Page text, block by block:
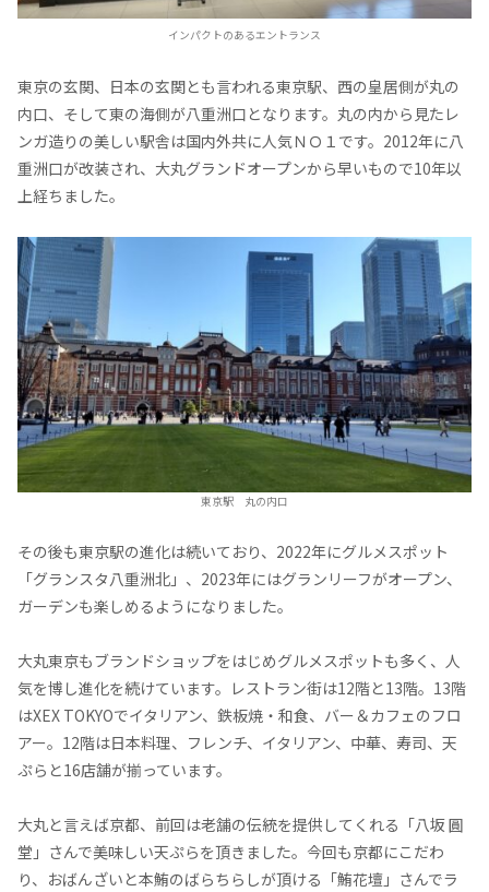
インパクトのあるエントランス
東京の玄関、日本の玄関とも言われる東京駅、西の皇居側が丸の
内口、そして東の海側が八重洲口となります。丸の内から見たレ
ンガ造りの美しい駅舎は国内外共に人気ＮＯ１です。2012年に八
重洲口が改装され、大丸グランドオープンから早いもので10年以
上経ちました。
東京駅 丸の内口
その後も東京駅の進化は続いており、2022年にグルメスポット
「グランスタ八重洲北」、2023年にはグランリーフがオープン、
ガーデンも楽しめるようになりました。
大丸東京もブランドショップをはじめグルメスポットも多く、人
気を博し進化を続けています。レストラン街は12階と13階。13階
はXEX TOKYOでイタリアン、鉄板焼・和食、バー＆カフェのフロ
アー。12階は日本料理、フレンチ、イタリアン、中華、寿司、天
ぷらと16店舗が揃っています。
大丸と言えば京都、前回は老舗の伝統を提供してくれる「八坂 圓
堂」さんで美味しい天ぷらを頂きました。今回も京都にこだわ
り、おばんざいと本鮪のばらちらしが頂ける「鮪花壇」さんでラ